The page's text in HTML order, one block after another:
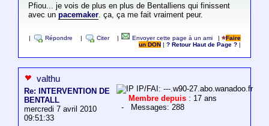
Pfiou... je vois de plus en plus de Bentalliens qui finissent
avec un pacemaker. ça, ça me fait vraiment peur.
Répondre Citer Envoyer cette page à un ami |
Faire
un DON
|? Retour Haut de Page ?
valthu
Re: INTERVENTION DE
BENTALL
mercredi 7 avril 2010
09:51:33
IP/FAI: ---.w90-27.abo.wanadoo.fr
Membre depuis : 17 ans
- Messages: 288